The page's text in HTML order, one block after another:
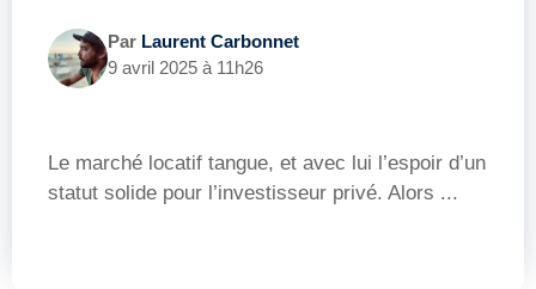
Par Laurent Carbonnet
9 avril 2025 à 11h26
Le marché locatif tangue, et avec lui l’espoir d’un
statut solide pour l’investisseur privé. Alors ...